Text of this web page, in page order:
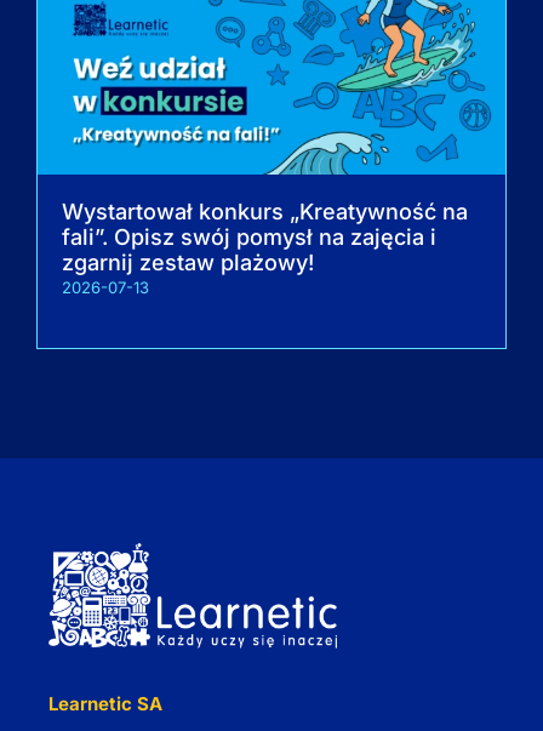
Wystartował konkurs „Kreatywność na
fali”. Opisz swój pomysł na zajęcia i
zgarnij zestaw plażowy!
2026-07-13
Learnetic SA